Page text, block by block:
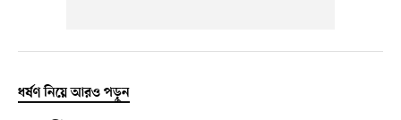
ধর্ষণ নিয়ে আরও পড়ুন